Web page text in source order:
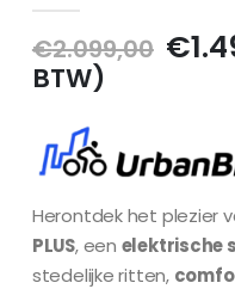
€2.099,00 €
BTW)
Herontdek het plezier
PLUS, een elektrische
stedelijke ritten,